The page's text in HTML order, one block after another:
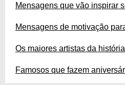
Mensagens que vão inspirar
Mensagens de motivação
Os maiores artistas da história
Famosos que fazem